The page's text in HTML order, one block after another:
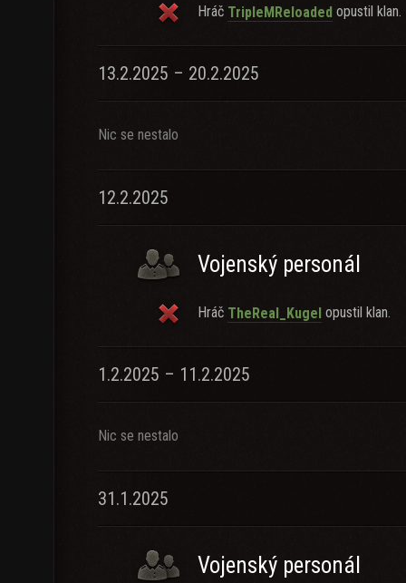
Hráč TripleMReloaded opustil klan.
13.2.2025 – 20.2.2025
Nic se nestalo
12.2.2025
Vojenský personál
Hráč TheReal_Kugel opustil klan.
1.2.2025 – 11.2.2025
Nic se nestalo
31.1.2025
Vojenský personál